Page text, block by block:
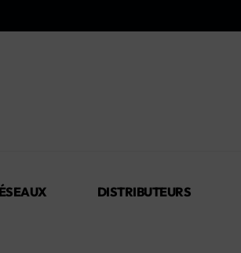
DISTRIBUTEURS